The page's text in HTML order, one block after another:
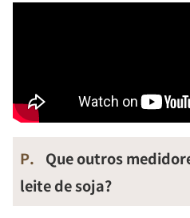
P.
Que outros
leite de soja?